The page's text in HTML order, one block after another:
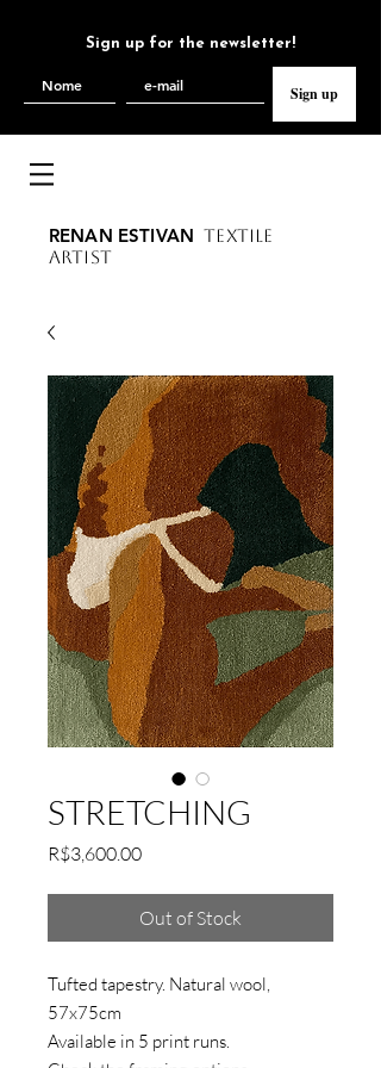
Sign up for the newsletter!
Sign up
RENAN ESTIVAN TEXTILE
ARTIST
STRETCHING
R$3,600.00Price
Out of Stock
Tufted tapestry. Natural wool,
57x75cm
Available in 5 print runs.